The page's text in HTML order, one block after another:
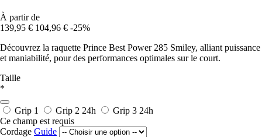
À partir de
139,95 € 104,96 € -25%
Découvrez la raquette Prince Best Power 285 Smiley, alliant puissance
et maniabilité, pour des performances optimales sur le court.
Taille
*
Grip 1 Grip 2 24h Grip 3 24h
Ce champ est requis
Cordage Guide